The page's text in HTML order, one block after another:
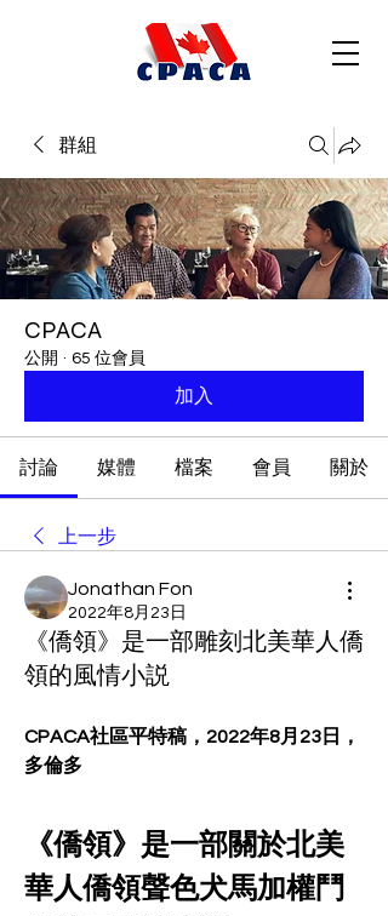
群組
CPACA
公開 · 65 位會員
加入
討論 媒體 檔案 會員 關於
上一步
Jonathan Fon
2022年8月23日
《僑領》是一部雕刻北美華人僑
領的風情小説
CPACA社區平特稿，2022年8月23日，
多倫多
《僑領》是一部關於北美
華人僑領聲色犬馬加權鬥